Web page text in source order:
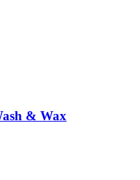
& Wax